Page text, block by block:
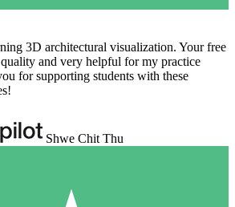
3D architectural visualization. Your free
and very helpful for my practice
for supporting students with these
Shwe Chit Thu